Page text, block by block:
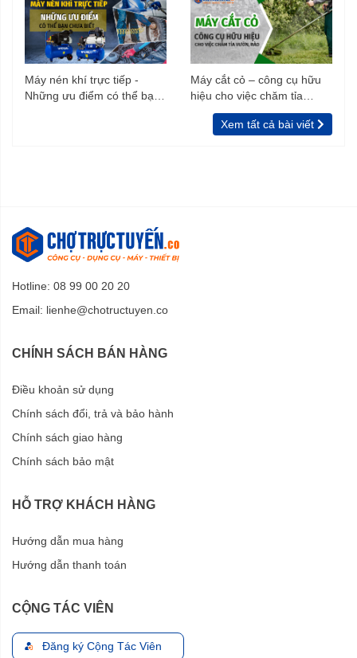
Máy nén khí trực tiếp -
Những ưu điểm có thể bạn
Máy cắt cỏ – công cụ hữu
hiệu cho việc chăm tỉa
vườn, rào
Xem tất cả bài viết
Hotline: 08 99 00 20 20
Email: lienhe@chotructuyen.co
CHÍNH SÁCH BÁN HÀNG
Điều khoản sử dụng
Chính sách đổi, trả và bảo hành
Chính sách giao hàng
Chính sách bảo mật
HỖ TRỢ KHÁCH HÀNG
Hướng dẫn mua hàng
Hướng dẫn thanh toán
CỘNG TÁC VIÊN
Đăng ký Cộng Tác Viên